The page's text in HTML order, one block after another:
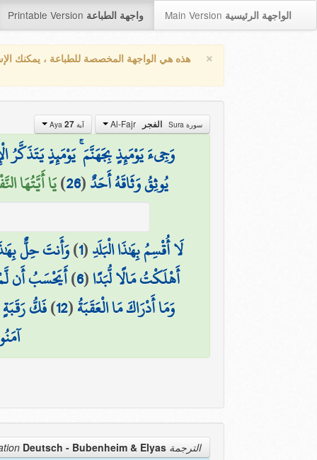
Printable Version واجهة الطباعة Main Version الواجهة الرئيسية
× هذه هي الواجهة المخصصة للطباعة ، يمكنك
سورة Sura الفجر آية Aya 27
وَجِيءَ يَوْمَئِذٍ بِجَهَنَّمَ ۚ يَوْمَئِذٍ يَتَذَكَّرُ
يُوثِقُ وَثَاقَهُ أَحَدٌ(
26
)يَا أَيَّتُهَا
لَا أُقْسِمُ بِهَٰذَا الْبَلَدِ(
1
)وَأَنتَ حِلٌّ
أَهْلَكْتُ مَالًا لُّبَدًا(
6
)أَيَحْسَبُ أَن
وَمَا أَدْرَاكَ مَا الْعَقَبَةُ(
12
)فَكُّ رَقَبَةٍ
الترجمة Translation Deutsch - Bubenheim & Elyas